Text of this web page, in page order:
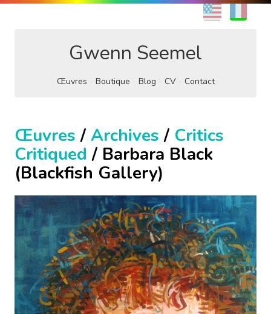
EN
Gwenn Seemel
Œuvres Boutique Blog CV Contact
Œuvres / Archives / Critics
Critiqued / Barbara Black
(Blackfish Gallery)